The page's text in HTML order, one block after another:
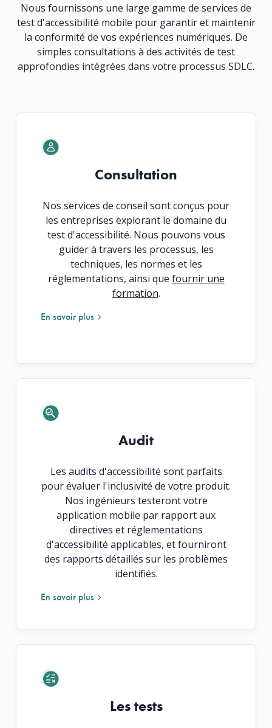
Nous fournissons une large gamme de services de
test d'accessibilité mobile pour garantir et maintenir
la conformité de vos expériences numériques. De
simples consultations à des activités de test
approfondies intégrées dans votre processus SDLC.
Consultation
Nos services de conseil sont conçus pour
les entreprises explorant le domaine du
test d'accessibilité. Nous pouvons vous
guider à travers les processus, les
techniques, les normes et les
réglementations, ainsi que fournir une
formation.
En savoir plus
En savoir plus
Audit
Les audits d'accessibilité sont parfaits
pour évaluer l'inclusivité de votre produit.
Nos ingénieurs testeront votre
application mobile par rapport aux
directives et réglementations
d'accessibilité applicables, et fourniront
des rapports détaillés sur les problèmes
identifiés.
En savoir plus
En savoir plus
Les tests